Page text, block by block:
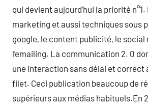
qui devient aujourd’hui la priorité
marketing et aussi techniques sous
google, le content publicité, le social
l’emailing. La communication 2. 0
une interaction sans délai et correct
filet. Ceci publication beaucoup de
supérieurs aux médias habituels.En